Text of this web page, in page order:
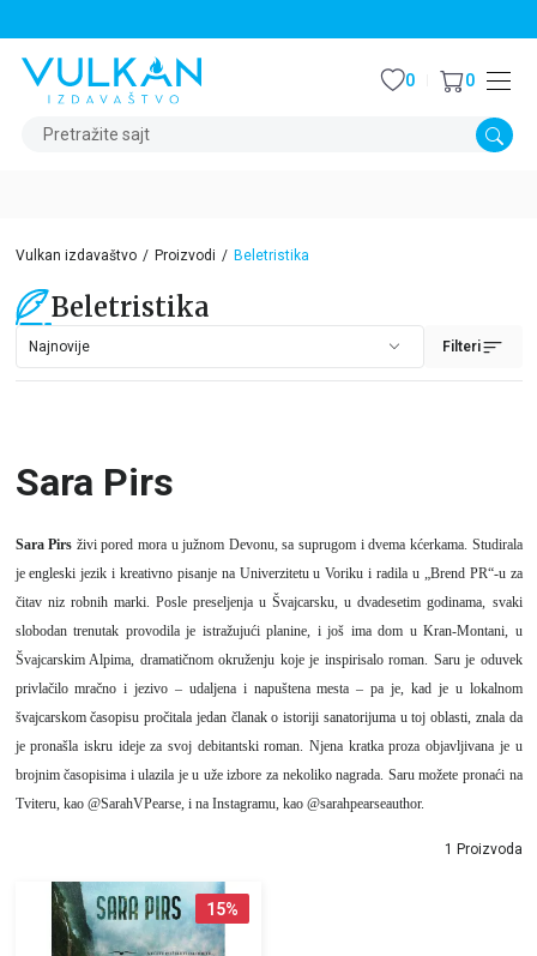
Pretražite sajt
0 0
Vulkan izdavaštvo Proizvodi Beletristika
Beletristika
Filteri
Sara Pirs
Sara Pirs živi pored mora u južnom Devonu, sa suprugom i dvema kćerkama. Studirala
je engleski jezik i kreativno pisanje na Univerzitetu u Voriku i radila u „Brend PR“-u za
čitav niz robnih marki. Posle preseljenja u Švajcarsku, u dvadesetim godinama, svaki
slobodan trenutak provodila je istražujući planine, i još ima dom u Kran-Montani, u
Švajcarskim Alpima, dramatičnom okruženju koje je inspirisalo roman. Saru je oduvek
privlačilo mračno i jezivo – udaljena i napuštena mesta – pa je, kad je u lokalnom
švajcarskom časopisu pročitala jedan članak o istoriji sanatorijuma u toj oblasti, znala da
je pronašla iskru ideje za svoj debitantski roman. Njena kratka proza objavljivana je u
brojnim časopisima i ulazila je u uže izbore za nekoliko nagrada. Saru možete pronaći na
Tviteru, kao @SarahVPearse, i na Instagramu, kao @sarahpearseauthor.
1 Proizvoda
15%